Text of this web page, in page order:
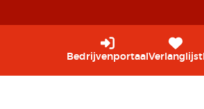
Bedrijvenportaal Verlanglijst